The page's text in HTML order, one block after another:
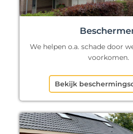
We helpen o.a. schade door
voorkomen.
Bekijk